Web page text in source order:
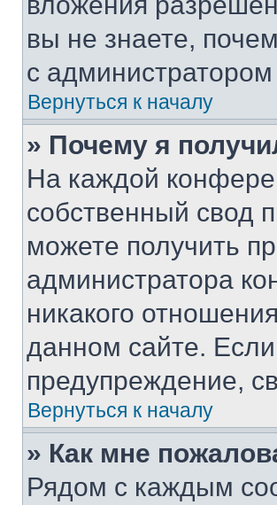
вы не знаете,
с
Вернуться к началу
» Почему я
На каждой
собственный свод
можете получить
администратора
никакого
данном сайте.
предупреждение,
Вернуться к началу
» Как мне
Рядом с каждым